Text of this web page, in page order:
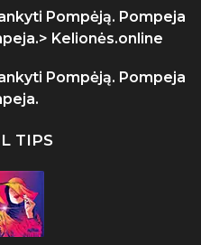
Pompėją. Pompeja
Kelionės.online
Pompėją. Pompeja
TIPS